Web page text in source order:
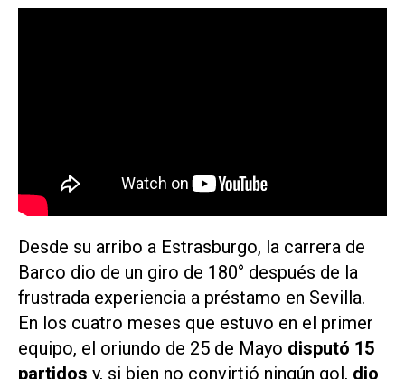
Desde su arribo a Estrasburgo, la carrera de
Barco dio de un giro de 180° después de la
frustrada experiencia a préstamo en Sevilla.
En los cuatro meses que estuvo en el primer
equipo, el oriundo de 25 de Mayo disputó 15
partidos y, si bien no convirtió ningún gol, dio